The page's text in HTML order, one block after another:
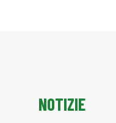
NOTIZIE